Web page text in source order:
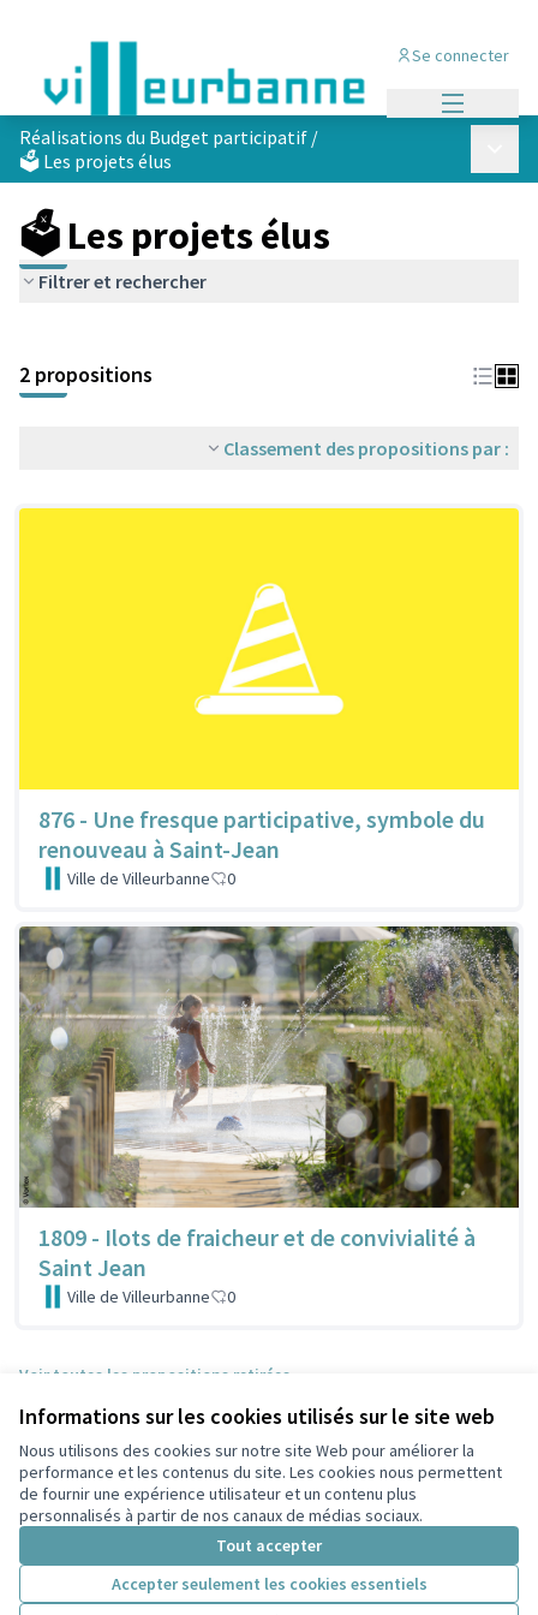
Informations sur les cookies utilisés sur le site web
Nous utilisons des cookies sur notre site Web pour améliorer la
performance et les contenus du site. Les cookies nous permettent
de fournir une expérience utilisateur et un contenu plus
personnalisés à partir de nos canaux de médias sociaux.
Tout accepter
Accepter seulement les cookies essentiels
Se connecter
Réalisations du Budget participatif /
🗳️ Les projets élus
🗳️ Les projets élus
Filtrer et rechercher
+
−
2 propositions
Classement des propositions par :
876 - Une fresque participative, symbole du
renouveau à Saint-Jean
Ville de Villeurbanne 0
1809 - Ilots de fraicheur et de convivialité à
Saint Jean
Ville de Villeurbanne 0
Voir toutes les propositions retirées
Conditions d'utilisation
Paramètres des cookies
Participez Villeurbanne sur X
(Lien externe)
Participez Villeurbanne sur Facebook
Participez Villeurbanne sur Instagram
Participez Villeurbanne sur YouTube
(Lien externe)
Licence
(Lien